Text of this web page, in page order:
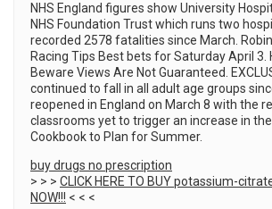
NHS England figures show University
NHS Foundation Trust which runs two
recorded 2578 fatalities since March.
Racing Tips Best bets for Saturday April 3.
Beware Views Are Not Guaranteed.
continued to fall in all adult age groups
reopened in England on March 8 with the
classrooms yet to trigger an increase in
Cookbook to Plan for Summer.
buy drugs no prescription
> > > CLICK HERE TO BUY potassium-
NOW!!! < < <